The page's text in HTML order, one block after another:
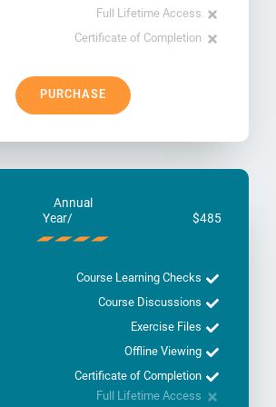
Full Lifetime Access
Certificate of Completion
PURCHASE
Annual
$485
/Year
Course Learning Checks
Course Discussions
Exercise Files
Offline Viewing
Certificate of Completion
Full Lifetime Access